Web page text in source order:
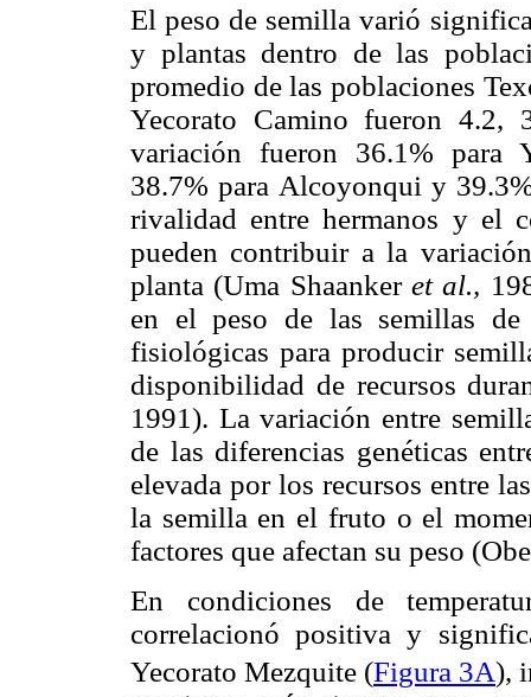
El peso de semilla varió
y plantas dentro de las
promedio de las poblaciones
Yecorato Camino fueron
variación fueron 36.1% para
38.7% para Alcoyonqui y
rivalidad entre hermanos y el
pueden contribuir a la
planta (Uma Shaankeret al.,
en el peso de las semillas
fisiológicas para producir
disponibilidad de recursos
1991). La variación entre
de las diferencias genéticas
elevada por los recursos entre
la semilla en el fruto o el
factores que afectan su peso
En condiciones de
correlacionó positiva y
Yecorato Mezquite (Figura 3A),